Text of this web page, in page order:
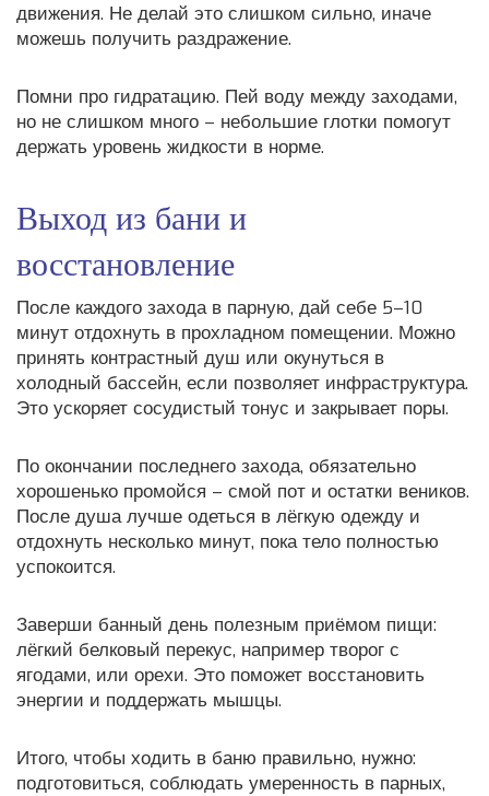
движения. Не делай это слишком сильно, иначе
можешь получить раздражение.
Помни про гидратацию. Пей воду между заходами,
но не слишком много – небольшие глотки помогут
держать уровень жидкости в норме.
Выход из бани и
восстановление
После каждого захода в парную, дай себе 5–10
минут отдохнуть в прохладном помещении. Можно
принять контрастный душ или окунуться в
холодный бассейн, если позволяет инфраструктура.
Это ускоряет сосудистый тонус и закрывает поры.
По окончании последнего захода, обязательно
хорошенько промойся – смой пот и остатки веников.
После душа лучше одеться в лёгкую одежду и
отдохнуть несколько минут, пока тело полностью
успокоится.
Заверши банный день полезным приёмом пищи:
лёгкий белковый перекус, например творог с
ягодами, или орехи. Это поможет восстановить
энергии и поддержать мышцы.
Итого, чтобы ходить в баню правильно, нужно:
подготовиться, соблюдать умеренность в парных,